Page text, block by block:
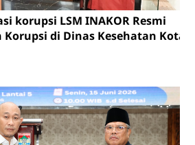
korupsi LSM INAKOR Resmi
di Dinas Kesehatan Kota